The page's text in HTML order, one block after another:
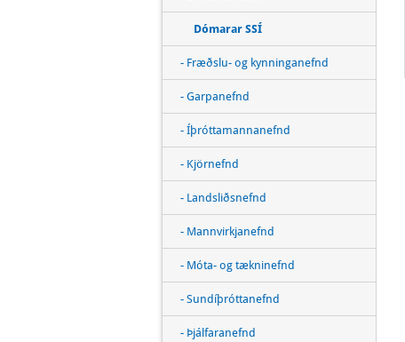
Dómarar SSÍ
- Fræðslu- og kynninganefnd
- Garpanefnd
- Íþróttamannanefnd
- Kjörnefnd
- Landsliðsnefnd
- Mannvirkjanefnd
- Móta- og tækninefnd
- Sundíþróttanefnd
- Þjálfaranefnd